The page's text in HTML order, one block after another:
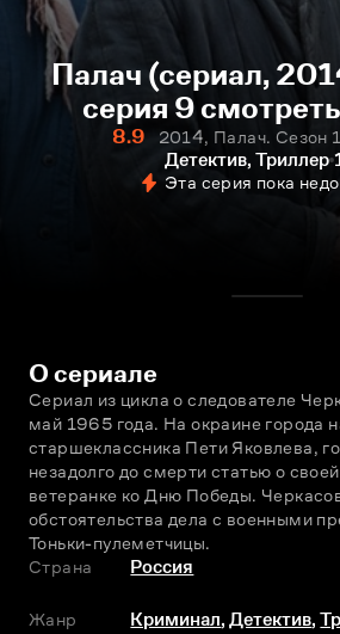
Палач (сериал,
серия 9
8.9
2014, Палач. Сезон
Детектив, Триллер
Эта серия пока
О сериале
Сериал из цикла о следователе
май 1965 года. На окраине города
старшеклассника Пети Яковлева,
незадолго до смерти статью о
ветеранке ко Дню Победы.
обстоятельства дела с военными
Тоньки-пулеметчицы.
Страна
Россия
Жанр Криминал,Детектив,